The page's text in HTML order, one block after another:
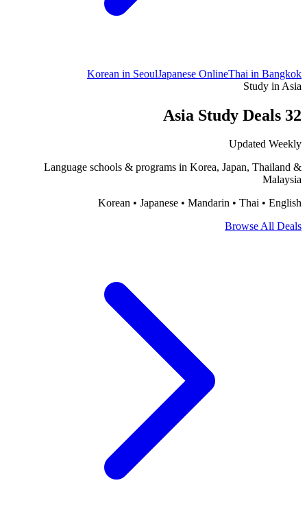
Korean in SeoulJapanese OnlineThai in Bangkok
Study in Asia
32 Asia Study Deals
Updated Weekly
Language schools & programs in Korea, Japan, Thailand &
Malaysia
Korean • Japanese • Mandarin • Thai • English
Browse All Deals